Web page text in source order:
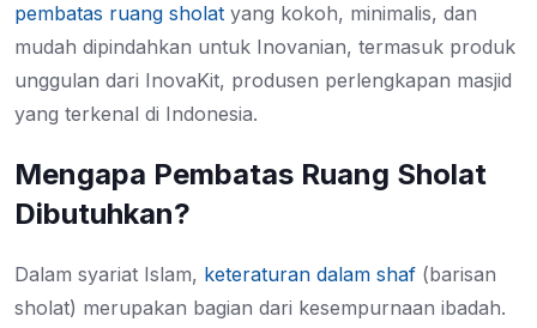
pembatas ruang sholat yang kokoh, minimalis, dan
mudah dipindahkan untuk Inovanian, termasuk produk
unggulan dari InovaKit, produsen perlengkapan masjid
yang terkenal di Indonesia.
Mengapa Pembatas Ruang Sholat
Dibutuhkan?
Dalam syariat Islam, keteraturan dalam shaf (barisan
sholat) merupakan bagian dari kesempurnaan ibadah.